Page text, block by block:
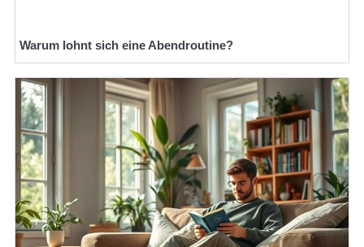
Warum lohnt sich eine Abendroutine?